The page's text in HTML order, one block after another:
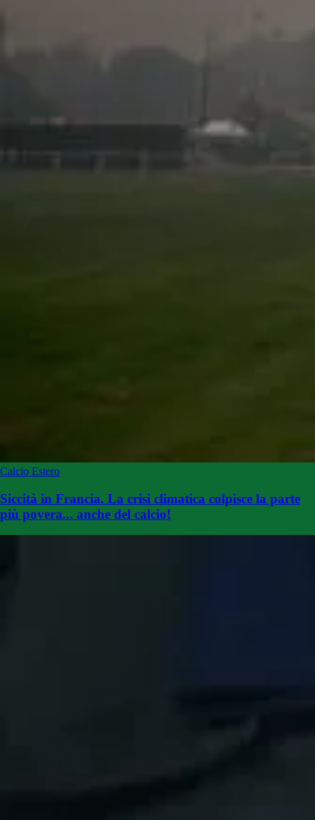
Calcio Estero
Siccità in Francia. La crisi climatica colpisce la parte
più povera... anche del calcio!